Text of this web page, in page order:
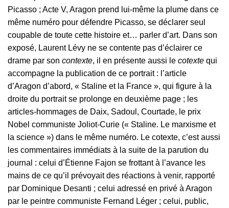
Picasso ; Acte V, Aragon prend lui-même la plume dans ce
même numéro pour défendre Picasso, se déclarer seul
coupable de toute cette histoire et… parler d’art. Dans son
exposé, Laurent Lévy ne se contente pas d’éclairer ce
drame par son contexte, il en présente aussi le cotexte qui
accompagne la publication de ce portrait : l’article
d’Aragon d’abord, « Staline et la France », qui figure à la
droite du portrait se prolonge en deuxième page ; les
articles-hommages de Daix, Sadoul, Courtade, le prix
Nobel communiste Joliot-Curie (« Staline. Le marxisme et
la science ») dans le même numéro. Le cotexte, c’est aussi
les commentaires immédiats à la suite de la parution du
journal : celui d’Étienne Fajon se frottant à l’avance les
mains de ce qu’il prévoyait des réactions à venir, rapporté
par Dominique Desanti ; celui adressé en privé à Aragon
par le peintre communiste Fernand Léger ; celui, public,